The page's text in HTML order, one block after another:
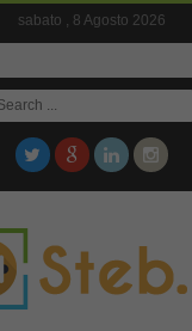
sabato , 8 Agosto 2026